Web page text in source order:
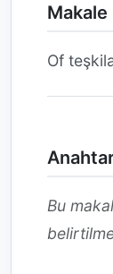
Of
Bu